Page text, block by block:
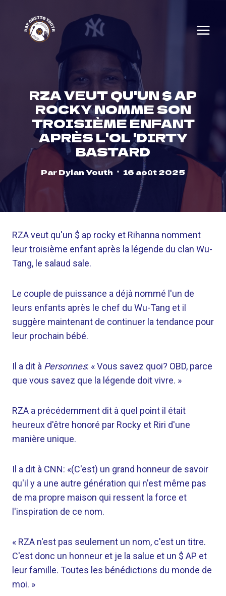
content
RZA VEUT QU'UN $ AP
ROCKY NOMME SON
TROISIÈME ENFANT
APRÈS L'OL 'DIRTY
BASTARD
ParDylan Youth 16 août 2025
RZA veut qu'un $ ap rocky et Rihanna nomment
leur troisième enfant après la légende du clan Wu-
Tang, le salaud sale.
Le couple de puissance a déjà nommé l'un de
leurs enfants après le chef du Wu-Tang et il
suggère maintenant de continuer la tendance pour
leur prochain bébé.
Il a dit à Personnes: « Vous savez quoi? OBD, parce
que vous savez que la légende doit vivre. »
RZA a précédemment dit à quel point il était
heureux d'être honoré par Rocky et Riri d'une
manière unique.
Il a dit à CNN: «(C'est) un grand honneur de savoir
qu'il y a une autre génération qui n'est même pas
de ma propre maison qui ressent la force et
l'inspiration de ce nom.
« RZA n'est pas seulement un nom, c'est un titre.
C'est donc un honneur et je la salue et un $ AP et
leur famille. Toutes les bénédictions du monde de
moi. »